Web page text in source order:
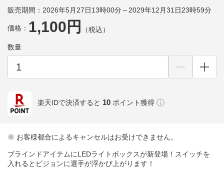
販売期間：2026年5月27日13時00分～2029年12月31日23時59分
価格： 1,100円 （税込）
数量
楽天IDで決済すると 10 ポイント獲得
※ お客様都合によるキャンセルはお受けできません。
ブラインドアイテムにLEDライトボックスが新登場！スイッチを
入れるとビジョンに選手が浮かび上がります！